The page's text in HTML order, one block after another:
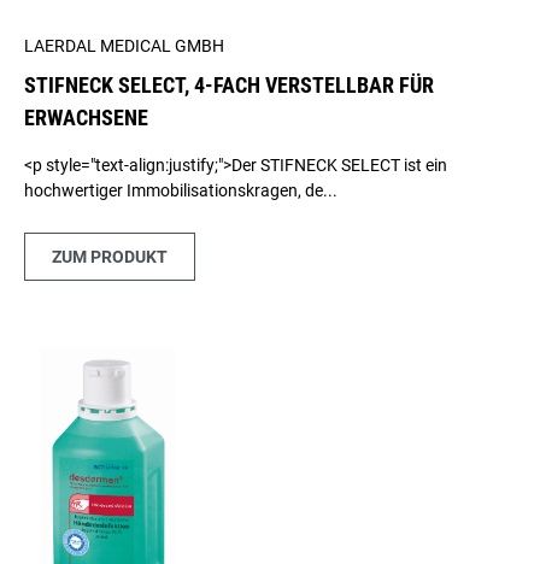
LAERDAL MEDICAL GMBH
STIFNECK SELECT, 4-FACH VERSTELLBAR FÜR
ERWACHSENE
<p style="text-align:justify;">Der STIFNECK SELECT ist ein
hochwertiger Immobilisationskragen, de...
ZUM PRODUKT